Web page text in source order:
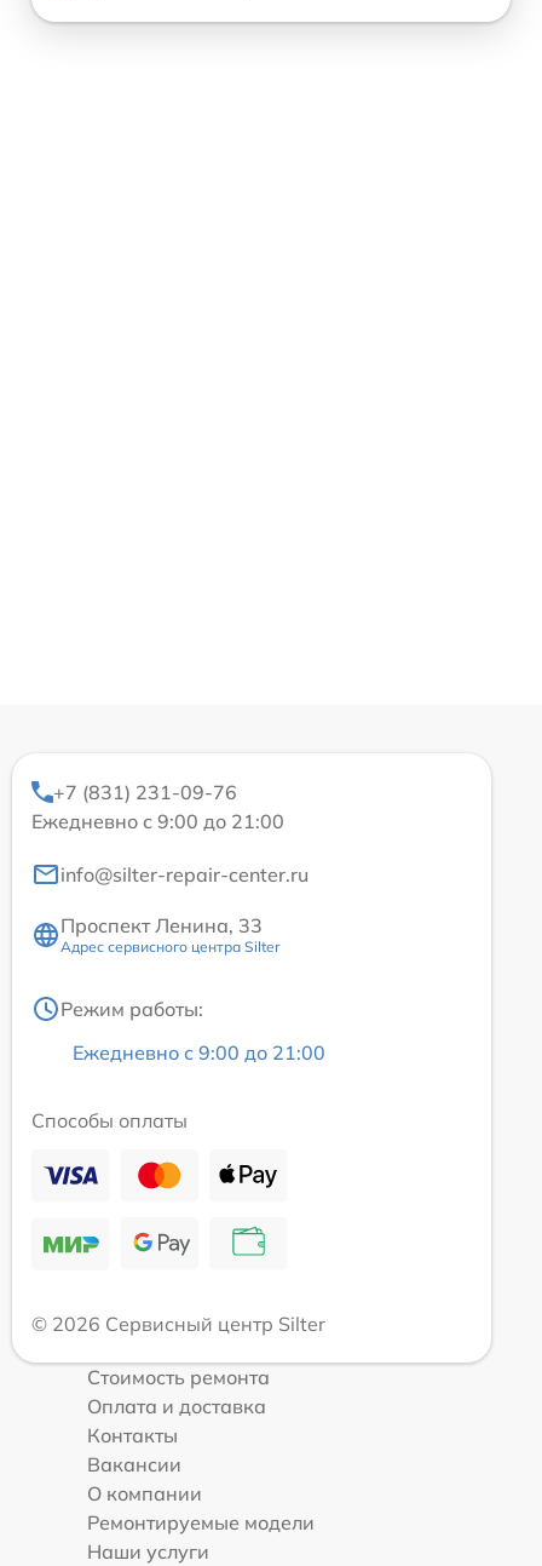
+7 (831) 231-09-76
Ежедневно с 9:00 до 21:00
info@silter-repair-center.ru
Проспект Ленина, 33
Адрес сервисного центра Silter
Режим работы:
Ежедневно с 9:00 до 21:00
Способы оплаты
© 2026 Сервисный центр Silter
Стоимость ремонта
Оплата и доставка
Контакты
Вакансии
О компании
Ремонтируемые модели
Наши услуги